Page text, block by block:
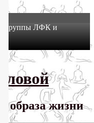
в группы ЛФК и
образа жизни